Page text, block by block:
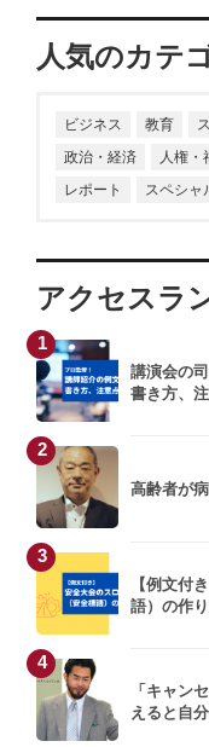
大谷由里子
生井利幸
キティこうぞう
梶原しげる
板垣英憲
大谷由里子
宗次徳二
石川結貴
人気のカテ
ビジネス 教育
政治・経済
人権・
レポート
スペシャ
アクセスラ
1
講演会の
書き方、
2
高齢者が
3
【例文付
語）の作
4
「キャン
えると自